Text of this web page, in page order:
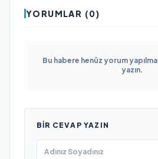
YORUMLAR (0)
Bu habere henüz yorum
yazın.
BIR CEVAP YAZIN